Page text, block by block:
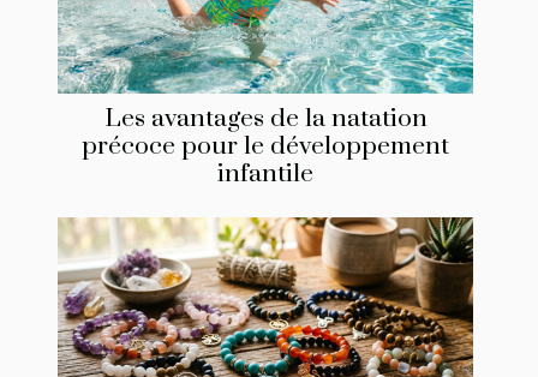
Les avantages de la natation
précoce pour le développement
infantile